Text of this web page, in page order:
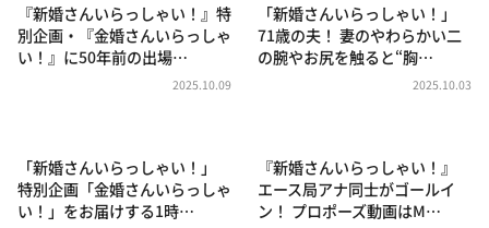
news おかえり
河合＆A.B.C-Z塚田×福井アナ「なんでやねん！？」
（news おかえり）
朝だ！生です旅サラダ
教えて！ニュースライブ 正義のミカタ
『新婚さんいらっしゃい！』特
別企画・『金婚さんいらっしゃ
い！』に50年前の出場…
2025.10.09
「新婚さんいらっしゃい！」
71歳の夫！ 妻のやわらかい二
の腕やお尻を触ると“胸…
2025.10.03
「新婚さんいらっしゃい！」
特別企画「金婚さんいらっしゃ
い！」をお届けする1時…
『新婚さんいらっしゃい！』
エース局アナ同士がゴールイ
ン！ プロポーズ動画はM…